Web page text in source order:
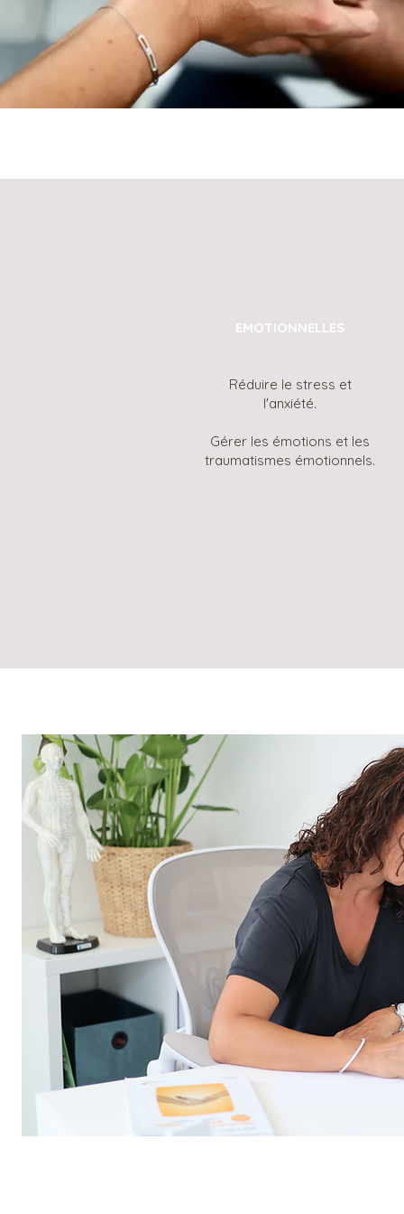
EMOTIONNELLES
Réduire le stress et
l'anxiété.
Gérer les émotions et les
traumatismes émotionnels.